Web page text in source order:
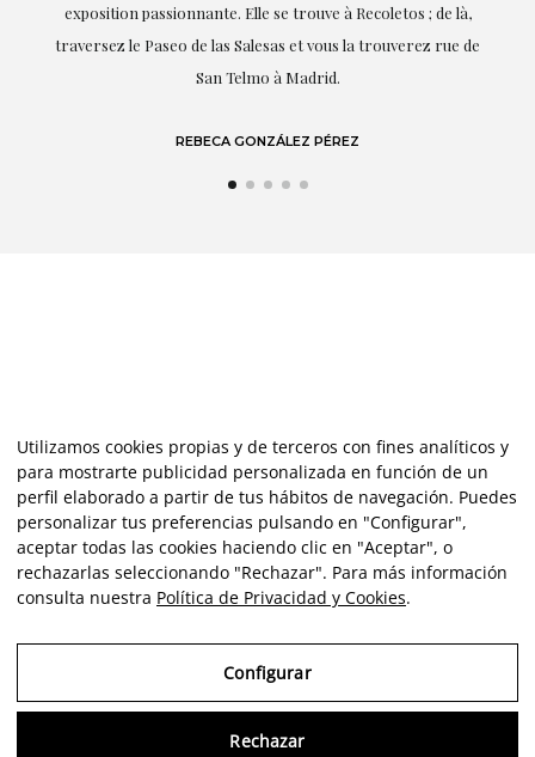
; de là,
trouverez rue de
dont elle parle : l'art.
LAURA GUTIÉRREZ
Utilizamos cookies propias y de terceros con fines analíticos y
para mostrarte publicidad personalizada en función de un
perfil elaborado a partir de tus hábitos de navegación. Puedes
personalizar tus preferencias pulsando en "Configurar",
aceptar todas las cookies haciendo clic en "Aceptar", o
rechazarlas seleccionando "Rechazar". Para más información
consulta nuestra Política de Privacidad y Cookies.
Configurar
Rechazar